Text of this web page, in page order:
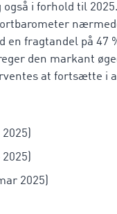
i forhold til
fragtandel på 47
den markant
at fortsætte i
2025)